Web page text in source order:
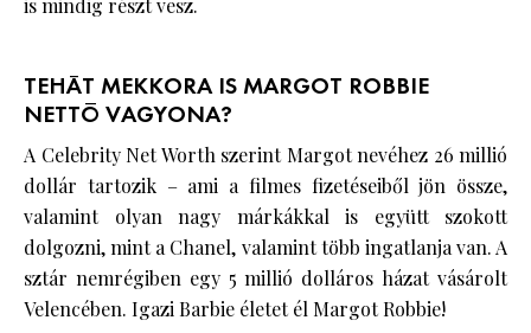
is mindig részt vesz.
TEHÁT MEKKORA IS MARGOT ROBBIE
NETTÓ VAGYONA?
A Celebrity Net Worth szerint Margot nevéhez 26 millió
dollár tartozik – ami a filmes fizetéseiből jön össze,
valamint olyan nagy márkákkal is együtt szokott
dolgozni, mint a Chanel, valamint több ingatlanja van. A
sztár nemrégiben egy 5 millió dolláros házat vásárolt
Velencében. Igazi Barbie életet él Margot Robbie!